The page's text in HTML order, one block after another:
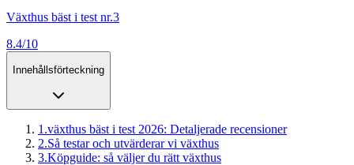
Växthus bäst i test nr.3
8.4/10
Innehållsförteckning
1 .växthus bäst i test 2026: Detaljerade recensioner
2.Så testar och utvärderar vi växthus
3.Köpguide: så väljer du rätt växthus